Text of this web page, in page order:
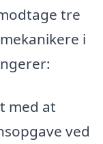
tre
i
med at
ved